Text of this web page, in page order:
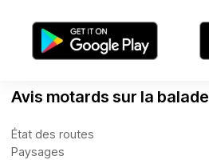
Avis motards sur la balade
État des routes
Paysages